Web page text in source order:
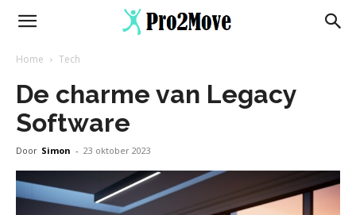
Home Tech
De charme van Legacy
Software
Door Simon - 23 oktober 2023